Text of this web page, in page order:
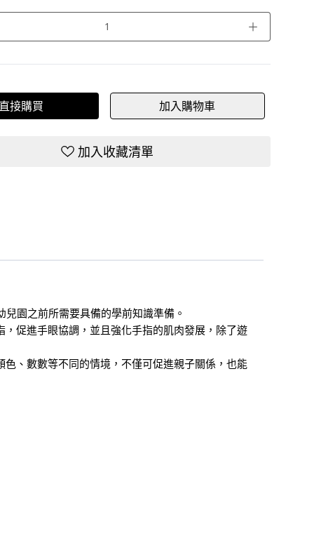
＋
直接購買 加入購物車
加入收藏清單
園之前所需要具備的學前知識準備。
促進手眼協調，並且強化手指的肌肉發展，除了遊
、數數等不同的情境，不僅可促進親子關係，也能